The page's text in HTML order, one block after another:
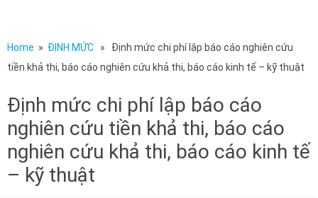
Home » ĐỊNH MỨC » Định mức chi phí lập báo cáo nghiên cứu
tiền khả thi, báo cáo nghiên cứu khả thi, báo cáo kinh tế – kỹ thuật
Định mức chi phí lập báo cáo
nghiên cứu tiền khả thi, báo cáo
nghiên cứu khả thi, báo cáo kinh tế
– kỹ thuật